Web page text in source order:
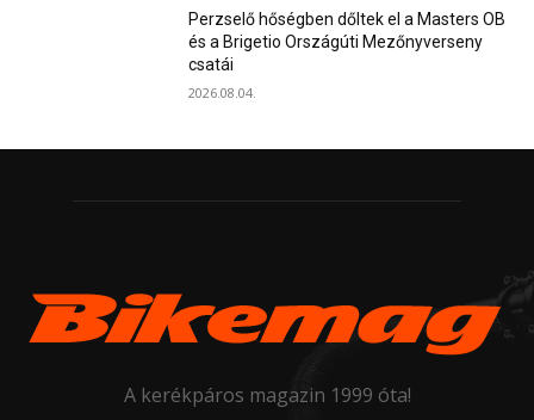
Perzselő hőségben dőltek el a Masters OB
és a Brigetio Országúti Mezőnyverseny
csatái
2026.08.04.
A kerékpáros magazin 1999 óta!